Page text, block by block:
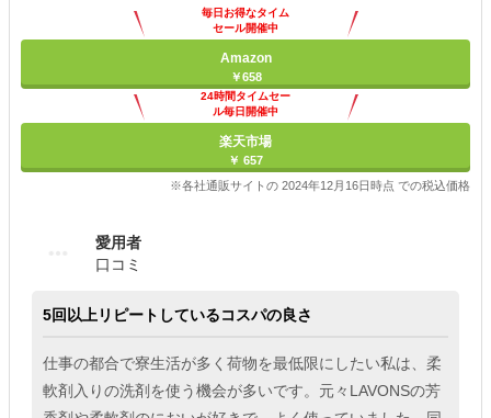
毎日お得なタイム
セール開催中
Amazon
￥658
24時間タイムセー
ル毎日開催中
楽天市場
￥ 657
※各社通販サイトの 2024年12月16日時点 での税込価格
愛用者
口コミ
5回以上リピートしているコスパの良さ
仕事の都合で寮生活が多く荷物を最低限にしたい私は、柔
軟剤入りの洗剤を使う機会が多いです。元々LAVONSの芳